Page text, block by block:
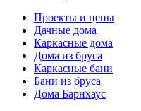
Проекты и цены
Дачные дома
Каркасные дома
Дома из бруса
Каркасные бани
Бани из бруса
Дома Барнхаус